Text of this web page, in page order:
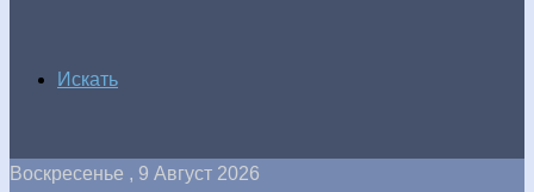
Искать
Воскресенье , 9 Август 2026